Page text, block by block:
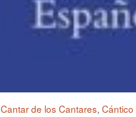
Cantar de los Cantares,